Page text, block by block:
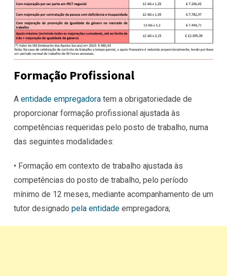
Formação Profissional
A entidade empregadora tem a obrigatoriedade de
proporcionar formação profissional ajustada às
competências requeridas pelo posto de trabalho, numa
das seguintes modalidades:
• Formação em contexto de trabalho ajustada às
competências do posto de trabalho, pelo período
mínimo de 12 meses, mediante acompanhamento de um
tutor designado pela entidade empregadora;